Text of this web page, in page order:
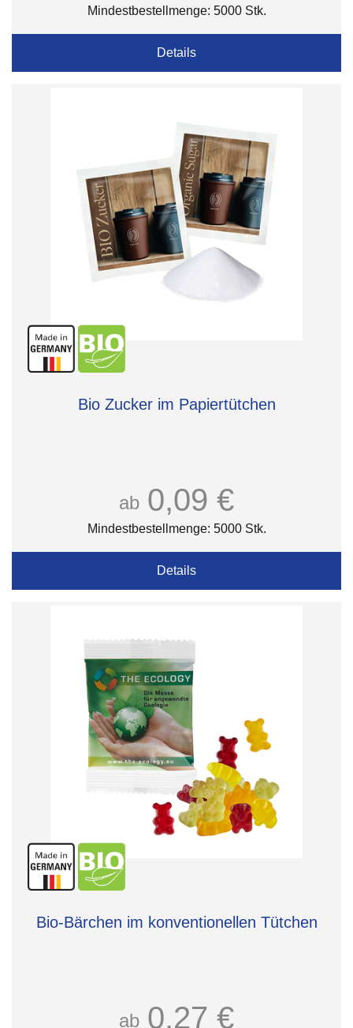
Mindestbestellmenge: 5000 Stk.
Details
Bio Zucker im Papiertütchen
ab 0,09 €
Mindestbestellmenge: 5000 Stk.
Details
Bio-Bärchen im konventionellen Tütchen
ab 0,27 €